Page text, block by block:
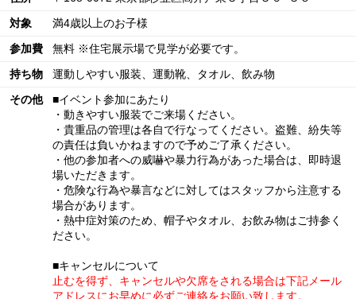
対象
満4歳以上のお子様
参加費
無料 ※住宅展示場で見学が必要です。
持ち物
運動しやすい服装、運動靴、タオル、飲み物
その他
■イベント参加にあたり
・動きやすい服装でご来場ください。
・貴重品の管理は各自で行なってください。盗難、紛失等
の責任は負いかねますので予めご了承ください。
・他の参加者への威嚇や暴力行為があった場合は、即時退
場いただきます。
・危険な行為や暴言などに対してはスタッフから注意する
場合があります。
・熱中症対策のため、帽子やタオル、お飲み物はご持参く
ださい。
■キャンセルについて
止むを得ず、キャンセルや欠席をされる場合は下記メール
アドレスにお早めに必ずご連絡をお願い致します。